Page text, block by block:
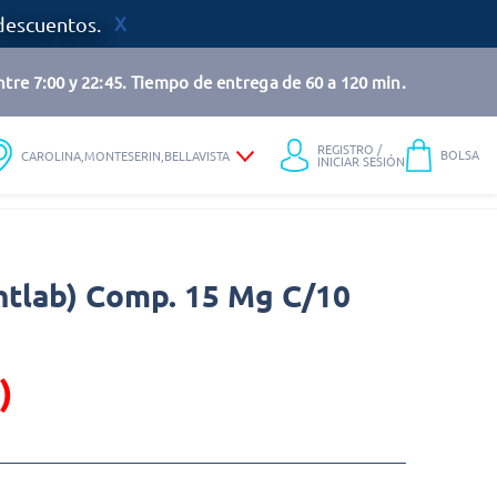
7:00 y 22:45. Tiempo de entrega de 60 a 120 min.
CAROLINA,MONTESERIN,BELLAVISTA REGISTRO /
INICIAR SESIÓN BOLSA
Comp. 15 Mg C/10